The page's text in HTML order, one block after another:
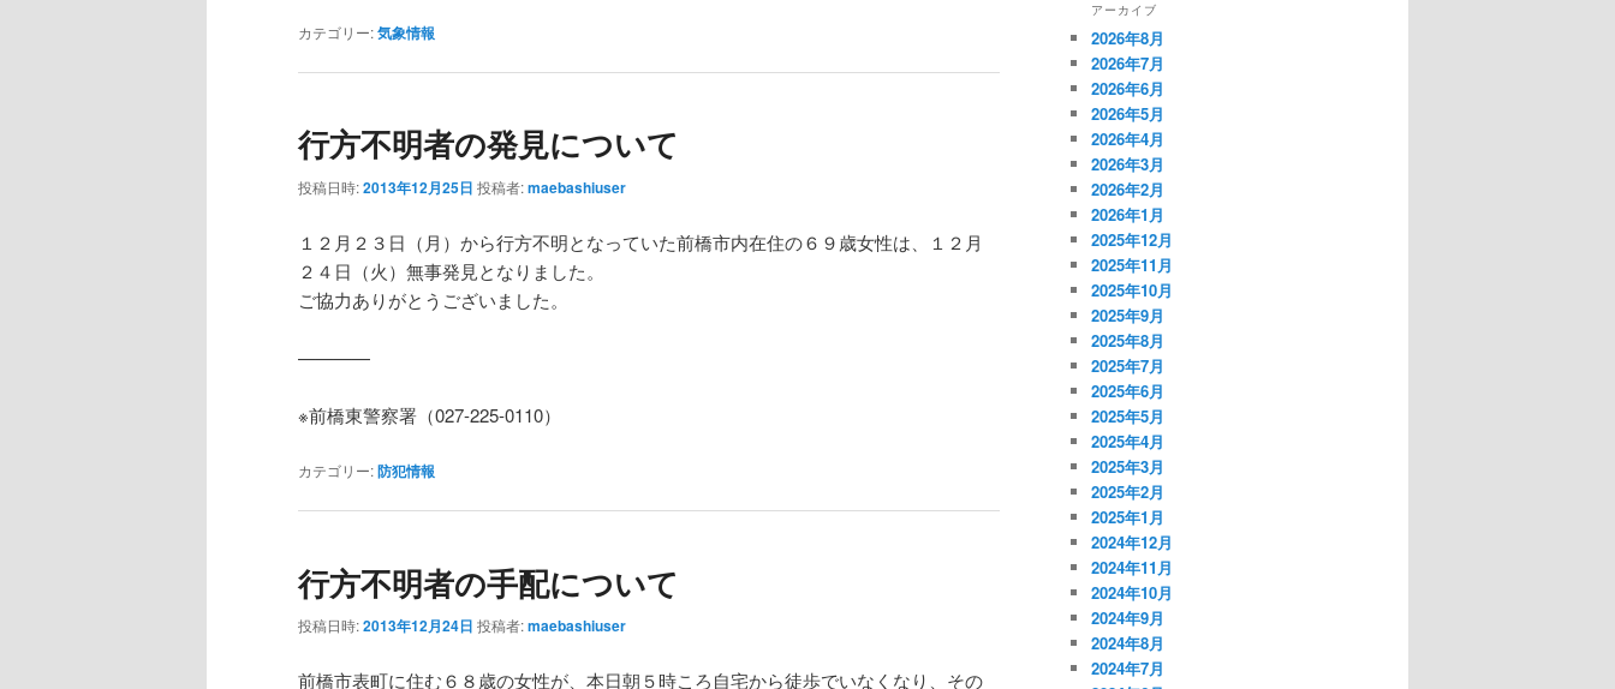
カテゴリー:気象情報
行方不明者の発見について
投稿日時:2013年12月25日 投稿者:maebashiuser
１２月２３日（月）から行方不明となっていた前橋市内在住の６９歳女性は、１２月
２４日（火）無事発見となりました。
ご協力ありがとうございました。
————
※前橋東警察署（027-225-0110）
カテゴリー:防犯情報
行方不明者の手配について
投稿日時:2013年12月24日 投稿者:maebashiuser
前橋市表町に住む６８歳の女性が、本日朝５時ころ自宅から徒歩でいなくなり、その
アーカイブ
2026年8月
2026年7月
2026年6月
2026年5月
2026年4月
2026年3月
2026年2月
2026年1月
2025年12月
2025年11月
2025年10月
2025年9月
2025年8月
2025年7月
2025年6月
2025年5月
2025年4月
2025年3月
2025年2月
2025年1月
2024年12月
2024年11月
2024年10月
2024年9月
2024年8月
2024年7月